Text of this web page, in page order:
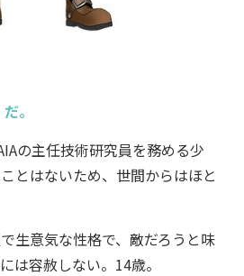
。
の主任技術研究員を務める少
とはないため、世間からはほと
生意気な性格で、敵だろうと味
は容赦しない。14歳。